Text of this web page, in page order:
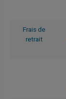
Frais de
retrait